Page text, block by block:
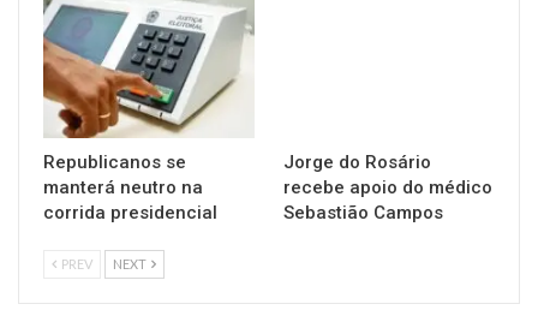
Republicanos se
manterá neutro na
corrida presidencial
Jorge do Rosário
recebe apoio do médico
Sebastião Campos
PREV NEXT